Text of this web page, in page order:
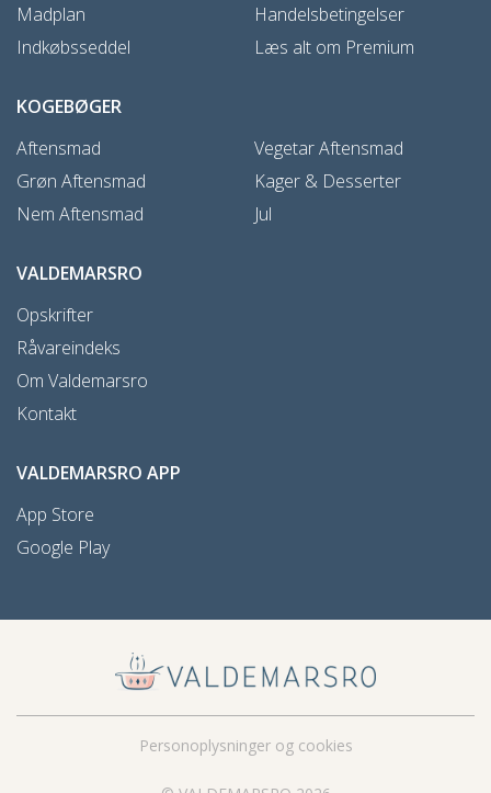
Madplan
Indkøbsseddel
Handelsbetingelser
Læs alt om Premium
KOGEBØGER
Aftensmad
Grøn Aftensmad
Nem Aftensmad
Vegetar Aftensmad
Kager & Desserter
Jul
VALDEMARSRO
Opskrifter
Råvareindeks
Om Valdemarsro
Kontakt
VALDEMARSRO APP
App Store
Google Play
Personoplysninger og cookies